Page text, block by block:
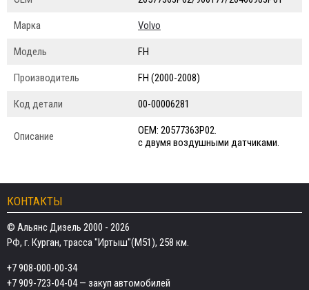
Марка Volvo
Модель FH
Производитель FH (2000-2008)
Код детали 00-00006281
Описание
ОЕМ: 20577363P02.
с двумя воздушными датчиками.
КОНТАКТЫ
© Альянс Дизель 2000 - 2026
РФ, г. Курган, трасса "Иртыш"(М51), 258 км.
+7 908-000-00-34
+7 909-723-04-04— закуп автомобилей